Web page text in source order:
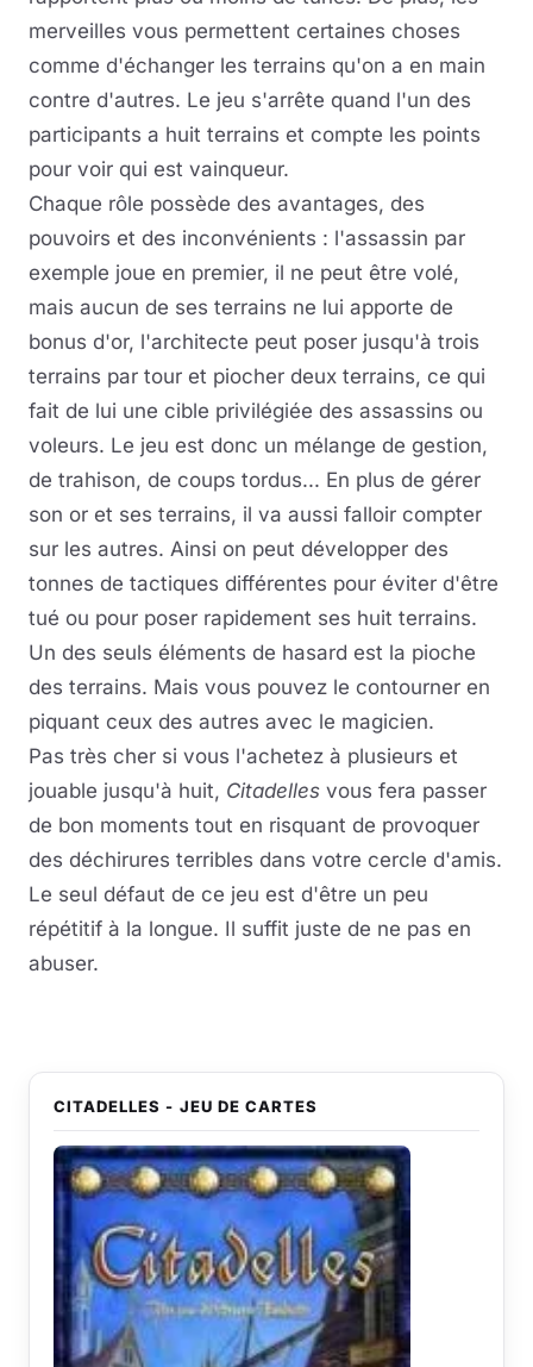
merveilles vous permettent certaines choses
comme d'échanger les terrains qu'on a en main
contre d'autres. Le jeu s'arrête quand l'un des
participants a huit terrains et compte les points
pour voir qui est vainqueur.
Chaque rôle possède des avantages, des
pouvoirs et des inconvénients : l'assassin par
exemple joue en premier, il ne peut être volé,
mais aucun de ses terrains ne lui apporte de
bonus d'or, l'architecte peut poser jusqu'à trois
terrains par tour et piocher deux terrains, ce qui
fait de lui une cible privilégiée des assassins ou
voleurs. Le jeu est donc un mélange de gestion,
de trahison, de coups tordus... En plus de gérer
son or et ses terrains, il va aussi falloir compter
sur les autres. Ainsi on peut développer des
tonnes de tactiques différentes pour éviter d'être
tué ou pour poser rapidement ses huit terrains.
Un des seuls éléments de hasard est la pioche
des terrains. Mais vous pouvez le contourner en
piquant ceux des autres avec le magicien.
Pas très cher si vous l'achetez à plusieurs et
jouable jusqu'à huit, Citadelles vous fera passer
de bon moments tout en risquant de provoquer
des déchirures terribles dans votre cercle d'amis.
Le seul défaut de ce jeu est d'être un peu
répétitif à la longue. Il suffit juste de ne pas en
abuser.
CITADELLES - JEU DE CARTES